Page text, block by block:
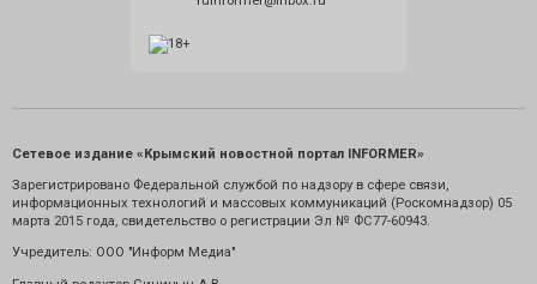
Сетевое издание «Крымский новостной портал INFORMER»
Зарегистрировано Федеральной службой по надзору в сфере связи,
информационных технологий и массовых коммуникаций (Роскомнадзор) 05
марта 2015 года, свидетельство о регистрации Эл № ФС77-60943.
Учредитель: ООО "Информ Медиа"